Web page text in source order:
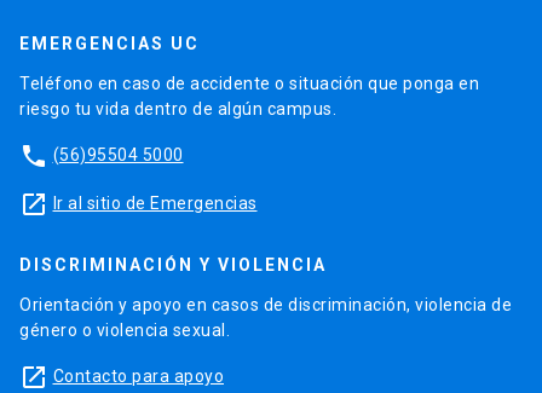
EMERGENCIAS UC
Teléfono en caso de accidente o situación que ponga en
riesgo tu vida dentro de algún campus.
phone (56)95504 5000
launch Ir al sitio de Emergencias
DISCRIMINACIÓN Y VIOLENCIA
Orientación y apoyo en casos de discriminación, violencia de
género o violencia sexual.
launch Contacto para apoyo